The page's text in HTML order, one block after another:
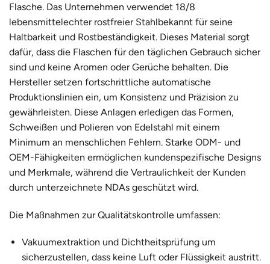
Flasche. Das Unternehmen verwendet 18/8
lebensmittelechter rostfreier Stahlbekannt für seine
Haltbarkeit und Rostbeständigkeit. Dieses Material sorgt
dafür, dass die Flaschen für den täglichen Gebrauch sicher
sind und keine Aromen oder Gerüche behalten. Die
Hersteller setzen fortschrittliche automatische
Produktionslinien ein, um Konsistenz und Präzision zu
gewährleisten. Diese Anlagen erledigen das Formen,
Schweißen und Polieren von Edelstahl mit einem
Minimum an menschlichen Fehlern. Starke ODM- und
OEM-Fähigkeiten ermöglichen kundenspezifische Designs
und Merkmale, während die Vertraulichkeit der Kunden
durch unterzeichnete NDAs geschützt wird.
Die Maßnahmen zur Qualitätskontrolle umfassen:
Vakuumextraktion und Dichtheitsprüfungum
sicherzustellen, dass keine Luft oder Flüssigkeit austritt.